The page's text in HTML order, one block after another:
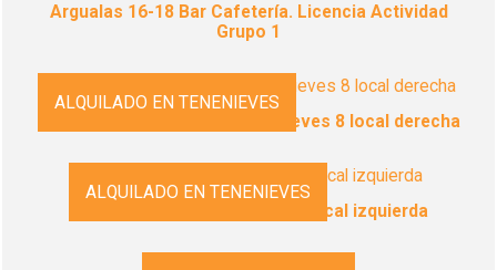
Argualas 16-18 Bar Cafetería. Licencia Actividad
Grupo 1
ALQUILADO EN TENENIEVES
Plaza Nuestra Señora de las Nieves 8 local derecha
ALQUILADO EN TENENIEVES
Casablanca | Calle Balaitus 1 local izquierda